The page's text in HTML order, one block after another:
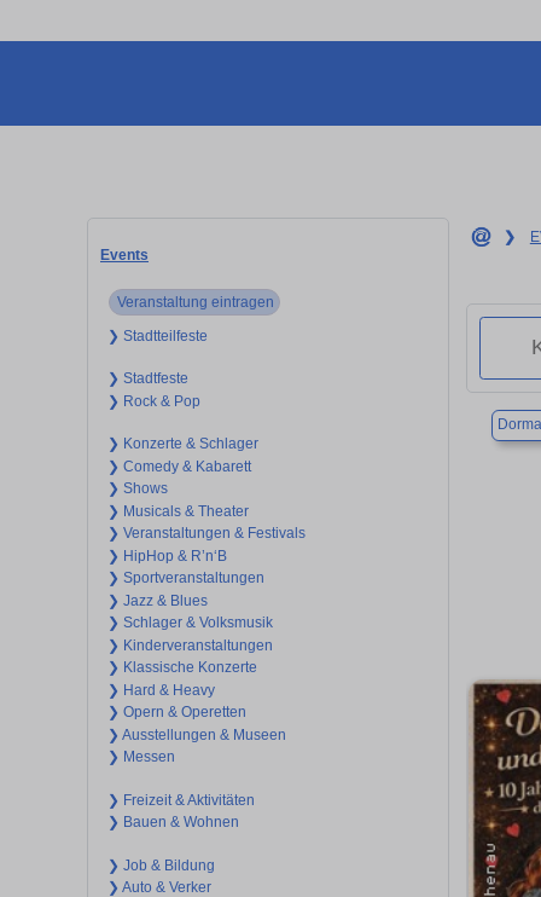
Events
Veranstaltung eintragen
❯ Stadtteilfeste
❯ Stadtfeste
❯ Rock & Pop
❯ Konzerte & Schlager
❯ Comedy & Kabarett
❯ Shows
❯ Musicals & Theater
❯ Veranstaltungen & Festivals
❯ HipHop & R’n‘B
❯ Sportveranstaltungen
❯ Jazz & Blues
❯ Schlager & Volksmusik
❯ Kinderveranstaltungen
❯ Klassische Konzerte
❯ Hard & Heavy
❯ Opern & Operetten
❯ Ausstellungen & Museen
❯ Messen
❯ Freizeit & Aktivitäten
❯ Bauen & Wohnen
❯ Job & Bildung
❯ Auto & Verker
❯